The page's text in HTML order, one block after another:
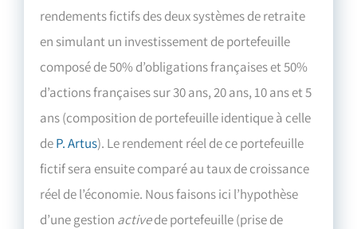
rendements fictifs des deux systèmes de retraite
en simulant un investissement de portefeuille
composé de 50% d’obligations françaises et 50%
d’actions françaises sur 30 ans, 20 ans, 10 ans et 5
ans (composition de portefeuille identique à celle
deP. Artus). Le rendement réel de ce portefeuille
fictif sera ensuite comparé au taux de croissance
réel de l’économie. Nous faisons ici l’hypothèse
d’une gestion activede portefeuille (prise de